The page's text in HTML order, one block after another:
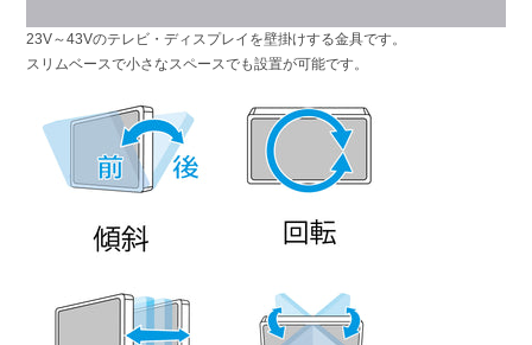
23V～43Vのテレビ・ディスプレイを壁掛けする金具です。
スリムベースで小さなスペースでも設置が可能です。